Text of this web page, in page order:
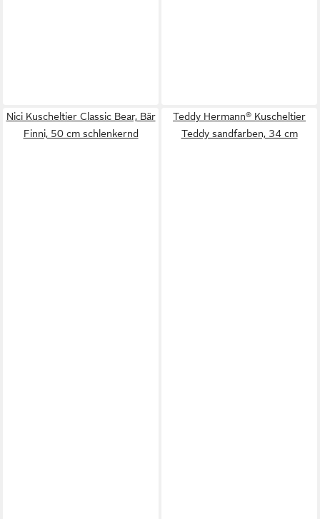
Nici Kuscheltier Classic Bear, Bär
Finni, 50 cm schlenkernd
Teddy Hermann® Kuscheltier
Teddy sandfarben, 34 cm